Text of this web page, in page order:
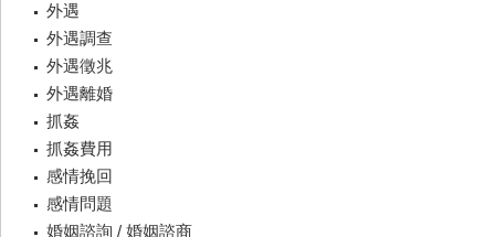
外遇
外遇調查
外遇徵兆
外遇離婚
抓姦
抓姦費用
感情挽回
感情問題
婚姻諮詢 / 婚姻諮商